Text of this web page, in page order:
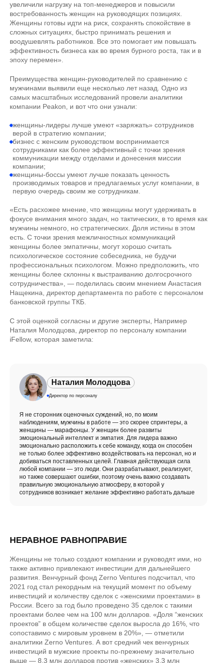
увеличили нагрузку на топ-менеджеров и повысили
востребованность женщин на руководящих позициях.
Женщины готовы идти на риск, сохранять спокойствие в
сложных ситуациях, быстро принимать решения и
воодушевлять работников. Все это помогает им повышать
эффективность бизнеса как во время бурного роста, так и в
эпоху перемен».
Преимущества женщин-руководителей по сравнению с
мужчинами выявили еще несколько лет назад. Одно из
самых масштабных исследований провели аналитики
компании Peakon, и вот что они узнали:
женщины-лидеры лучше умеют «заряжать» сотрудников
верой в стратегию компании;
бизнес с женским руководством воспринимается
сотрудниками как более эффективный с точки зрения
коммуникации между отделами и донесения миссии
компании;
женщины-боссы умеют лучше показать ценность
производимых товаров и предлагаемых услуг компании, в
первую очередь своим же сотрудникам.
«Есть расхожее мнение, что женщины могут удерживать в
фокусе внимания много задач, но тактических, в то время как
мужчины немного, но стратегических. Доля истины в этом
есть. С точки зрения межличностных коммуникаций
женщины более эмпатичны, могут хорошо считать
психологическое состояние собеседника, не будучи
профессиональных психологом. Можно предположить, что
женщины более склонны к выстраиванию долгосрочного
сотрудничества», — поделилась своим мнением Анастасия
Нащекина, директор департамента по работе с персоналом
банковской группы ТКБ.
С этой оценкой согласны и другие эксперты, Например
Наталия Молодцова, директор по персоналу компании
iFellow, которая заметила:
Наталия Молодцова
Директор по персоналу
Я не сторонник оценочных суждений, но, по моим
наблюдениям, мужчины в работе — это скорее спринтеры, а
женщины — марафонцы. У женщин более развиты
эмоциональный интеллект и эмпатия. Для лидера важно
эмоционально расположить к себе команду, когда он способен
не только более эффективно воздействовать на персонал, но и
добиваться поставленных целей. Главная действующая сила
любой компании — это люди. Они разрабатывают, реализуют,
но также совершают ошибки, поэтому очень важно создавать
правильную эмоциональную атмосферу, в которой у
сотрудников возникает желание эффективно работать дальше
НЕРАВНОЕ РАВНОПРАВИЕ
Женщины не только создают компании и руководят ими, но
также активно привлекают инвестиции для дальнейшего
развития. Венчурный фонд Zerno Ventures подсчитал, что
2021 год стал рекордным на текущий момент по объему
инвестиций и количеству сделок с «женскими проектами» в
России. Всего за год было проведено 35 сделок с такими
проектами более чем на 100 млн долларов. «Доля “женских
проектов” в общем количестве сделок выросла до 16%, что
сопоставимо с мировым уровнем в 20%», — отметили
аналитики Zerno Ventures. А вот средний чек венчурных
инвестиций в мужские проекты по-прежнему значительно
выше — 8,3 млн долларов против «женских» 3,3 млн